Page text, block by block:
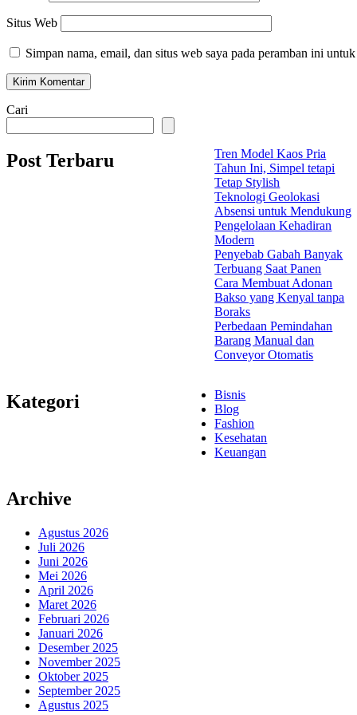
Situs Web
Simpan nama, email, dan situs web saya pada peramban ini
Cari
Post Terbaru
Tren Model Kaos Pria
Tahun Ini, Simpel tetapi
Tetap Stylish
Teknologi Geolokasi
Absensi untuk Mendukung
Pengelolaan Kehadiran
Modern
Penyebab Gabah Banyak
Terbuang Saat Panen
Cara Membuat Adonan
Bakso yang Kenyal tanpa
Boraks
Perbedaan Pemindahan
Barang Manual dan
Conveyor Otomatis
Kategori
Bisnis
Blog
Fashion
Kesehatan
Keuangan
Archive
Agustus 2026
Juli 2026
Juni 2026
Mei 2026
April 2026
Maret 2026
Februari 2026
Januari 2026
Desember 2025
November 2025
Oktober 2025
September 2025
Agustus 2025